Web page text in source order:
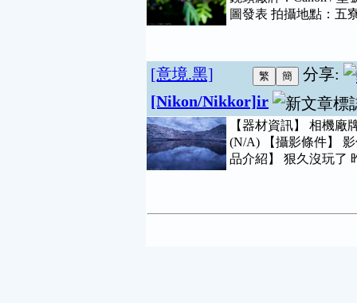
圖發表 拍攝地點：五
分享:
[意境.黑]
[Nikon/Nikkor]ir
【器材資訊】 相機廠
(N/A) 【攝影條件】
品介紹】 狠久沒玩了